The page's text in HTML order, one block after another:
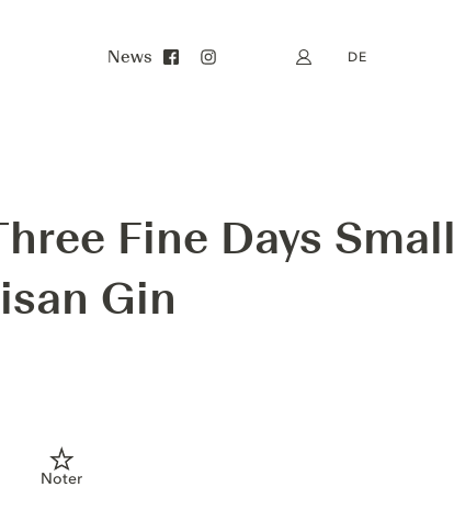
News Mein Konto
DE
Fine Days Small
Gin
Noter